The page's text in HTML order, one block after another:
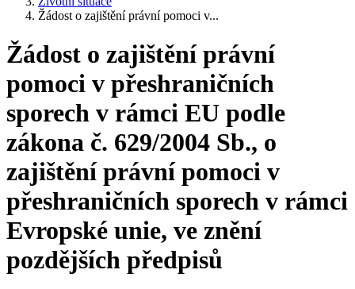
Žádost o zajištění právní pomoci v...
Žádost o zajištění právní
pomoci v přeshraničních
sporech v rámci EU podle
zákona č. 629/2004 Sb., o
zajištění právní pomoci v
přeshraničních sporech v rámci
Evropské unie, ve znění
pozdějších předpisů